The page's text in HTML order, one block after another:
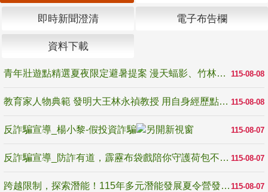
即時新聞澄清 電子布告欄
資料下載
115-08-08
青年壯遊點精選夏夜限定避暑提案 漫天蝠影、竹林尋蛙、茶香夜觀 邀青年暮色出發
115-08-08
教育家人物典範 發明大王林永禎教授 用自身經歷點亮學生的路
115-08-07
反詐騙宣導_楊小黎-假投資詐騙
115-08-07
反詐騙宣導_防詐有道，霹靂布袋戲陪你守護荷包不受騙
115-08-07
跨越限制，探索潛能！115年多元潛能發展夏令營發掘生命無限可能